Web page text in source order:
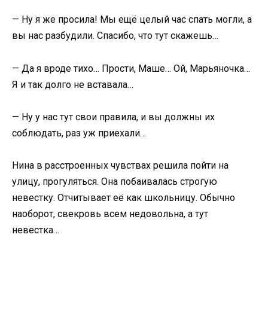
— Ну я же просила! Мы ещё целый час спать могли, а
вы нас разбудили. Спасибо, что тут скажешь…
— Да я вроде тихо… Прости, Маше… Ой, Марьяночка…
Я и так долго не вставала…
— Ну у нас тут свои правила, и вы должны их
соблюдать, раз уж приехали…
Нина в расстроенных чувствах решила пойти на
улицу, прогуляться. Она побаивалась строгую
невестку. Отчитывает её как школьницу. Обычно
наоборот, свекровь всем недовольна, а тут
невестка…